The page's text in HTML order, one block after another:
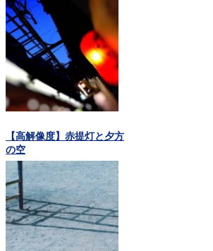
【高解像度】赤提灯と夕方
の空